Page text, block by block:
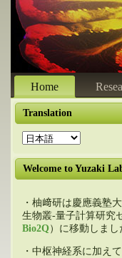
Home
Translation
Welcome to Yuzaki
・柚﨑研は慶應義塾
生物叢-量子計算研究
Bio2Q）に移動しまし
・中枢神経系に加え